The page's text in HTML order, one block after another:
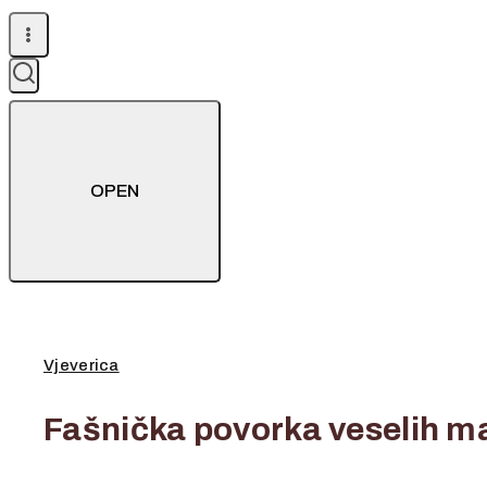
OPEN
Vjeverica
Fašnička povorka veselih